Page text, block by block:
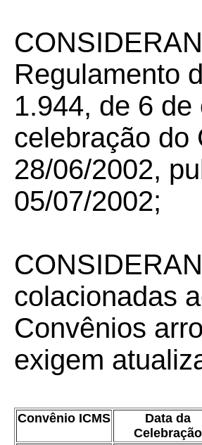
Regulamento
1.944, de 6
celebração do
28/06/2002,
05/07/2002;
colacionadas
Convênios
exigem
Convênio ICMS
Data da
Celebração